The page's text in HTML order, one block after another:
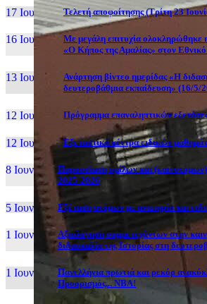
17 Ιουν, 26 Τελετή αποφοίτησης (Τρίτη 23
16 Ιουν, 26
Με μεγάλη επιτυχία ολοκληρώθηκε
«Ο Κήπος της Αμαλίας» στον
13 Ιουν, 26
Ανάρτηση βίντεο ημερίδας «Η
δευτεροβάθμια εκπαίδευση» (16/5/
12 Ιουν, 26 Πρόγραμμα επαναληπτικών
12 Ιουν, 26 Εξεταστικά κέντρα ειδικών
8 Ιουν, 26
Παρουσίαση ομίλων και
2025-2026
5 Ιουν, 26 Εξέταση ατόμων με αναπηρία και
1 Ιουν, 26
Αξιολόγηση συμμετεχόντων στην
διδασκαλία της Ιστορίας στη
1 Ιουν, 26
Πανελλήνια πρωτιά και ρεκόρ
Προορισμός... NBA!